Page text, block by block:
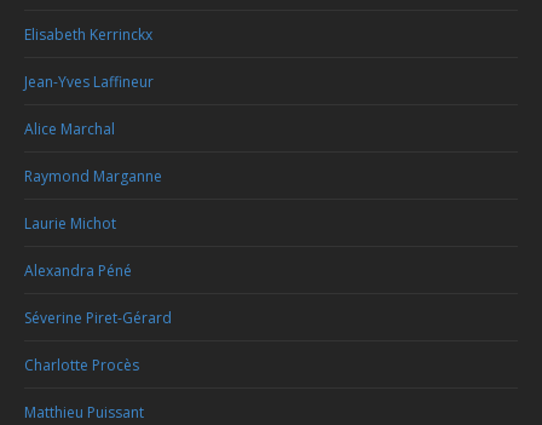
Elisabeth Kerrinckx
Jean-Yves Laffineur
Alice Marchal
Raymond Marganne
Laurie Michot
Alexandra Péné
Séverine Piret-Gérard
Charlotte Procès
Matthieu Puissant